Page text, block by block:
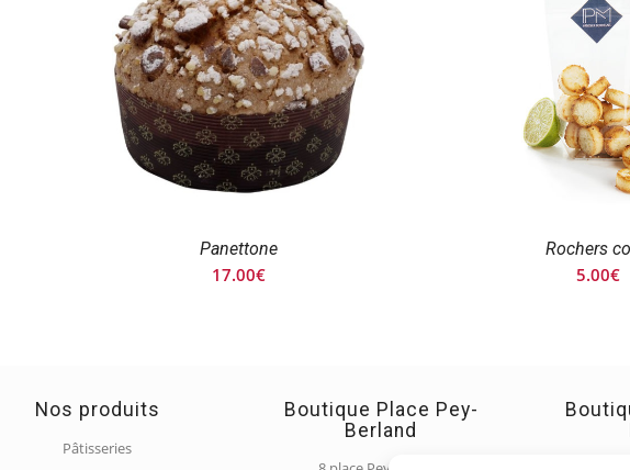
Panettone
17.00€
Rochers
5.00€
Nos produits
Pâtisseries
Boutique Place Pey-
Berland